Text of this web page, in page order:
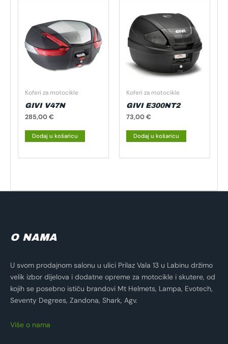
Koferi za motocikle
GIVI V47N
285,00€
Dodaj u košaricu
Koferi za motocikle
GIVI E300NT2
73,00€
Dodaj u košaricu
O NAMA
U svom prodajnom salonu u ulici Prilaz Vala 13 u Labinu držimo
velik izbor dijelova i dodatne opreme za motocikle i skutere, od
kojih se posebno ističu brandovi Mt Helmets, Lampa, Evotech,
Seventy Degrees, Zandona, Shark, Agv.
Više o nama